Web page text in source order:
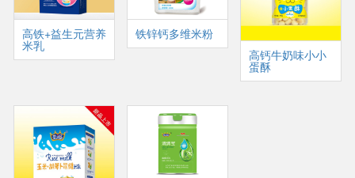
高铁+益生元营养
米乳
铁锌钙多维米粉
高钙牛奶味小小
蛋酥